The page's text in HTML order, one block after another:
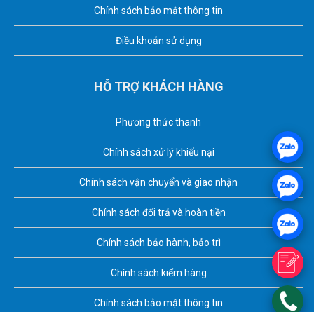
Chính sách bảo mật thông tin
Điều khoản sử dụng
HỖ TRỢ KHÁCH HÀNG
Phương thức thanh
Chính sách xử lý khiếu nại
Chính sách vận chuyển và giao nhận
Chính sách đổi trả và hoàn tiền
Chính sách bảo hành, bảo trì
Chính sách kiểm hàng
Chính sách bảo mật thông tin